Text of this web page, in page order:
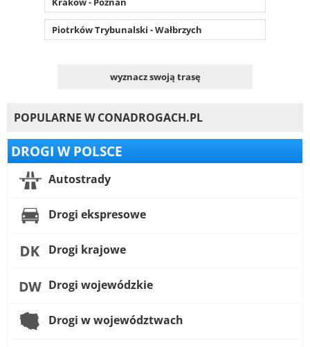
Piotrków Trybunalski - Wałbrzych
wyznacz swoją trasę
POPULARNE W CONADROGACH.PL
DROGI W POLSCE
Autostrady
Drogi ekspresowe
Drogi krajowe
Drogi wojewódzkie
Drogi w województwach